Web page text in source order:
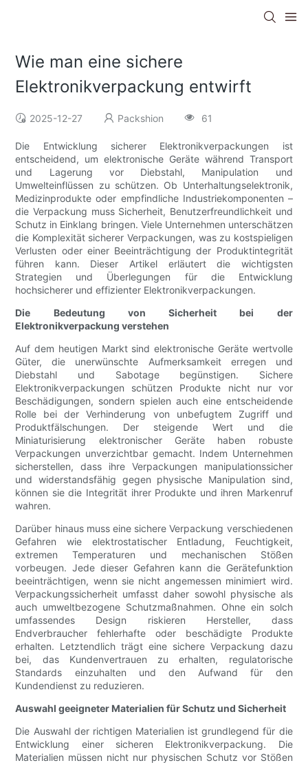
Wie man eine sichere
Elektronikverpackung entwirft
2025-12-27 Packshion 61
Die Entwicklung sicherer Elektronikverpackungen ist
entscheidend, um elektronische Geräte während Transport
und Lagerung vor Diebstahl, Manipulation und
Umwelteinflüssen zu schützen. Ob Unterhaltungselektronik,
Medizinprodukte oder empfindliche Industriekomponenten –
die Verpackung muss Sicherheit, Benutzerfreundlichkeit und
Schutz in Einklang bringen. Viele Unternehmen unterschätzen
die Komplexität sicherer Verpackungen, was zu kostspieligen
Verlusten oder einer Beeinträchtigung der Produktintegrität
führen kann. Dieser Artikel erläutert die wichtigsten
Strategien und Überlegungen für die Entwicklung
hochsicherer und effizienter Elektronikverpackungen.
Die Bedeutung von Sicherheit bei der
Elektronikverpackung verstehen
Auf dem heutigen Markt sind elektronische Geräte wertvolle
Güter, die unerwünschte Aufmerksamkeit erregen und
Diebstahl und Sabotage begünstigen. Sichere
Elektronikverpackungen schützen Produkte nicht nur vor
Beschädigungen, sondern spielen auch eine entscheidende
Rolle bei der Verhinderung von unbefugtem Zugriff und
Produktfälschungen. Der steigende Wert und die
Miniaturisierung elektronischer Geräte haben robuste
Verpackungen unverzichtbar gemacht. Indem Unternehmen
sicherstellen, dass ihre Verpackungen manipulationssicher
und widerstandsfähig gegen physische Manipulation sind,
können sie die Integrität ihrer Produkte und ihren Markenruf
wahren.
Darüber hinaus muss eine sichere Verpackung verschiedenen
Gefahren wie elektrostatischer Entladung, Feuchtigkeit,
extremen Temperaturen und mechanischen Stößen
vorbeugen. Jede dieser Gefahren kann die Gerätefunktion
beeinträchtigen, wenn sie nicht angemessen minimiert wird.
Verpackungssicherheit umfasst daher sowohl physische als
auch umweltbezogene Schutzmaßnahmen. Ohne ein solch
umfassendes Design riskieren Hersteller, dass
Endverbraucher fehlerhafte oder beschädigte Produkte
erhalten. Letztendlich trägt eine sichere Verpackung dazu
bei, das Kundenvertrauen zu erhalten, regulatorische
Standards einzuhalten und den Aufwand für den
Kundendienst zu reduzieren.
Auswahl geeigneter Materialien für Schutz und Sicherheit
Die Auswahl der richtigen Materialien ist grundlegend für die
Entwicklung einer sicheren Elektronikverpackung. Die
Materialien müssen nicht nur physischen Schutz vor Stößen